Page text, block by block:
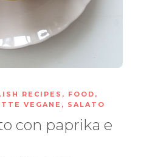
RECIPES , FOOD ,
VEGANE , SALATO
con paprika e